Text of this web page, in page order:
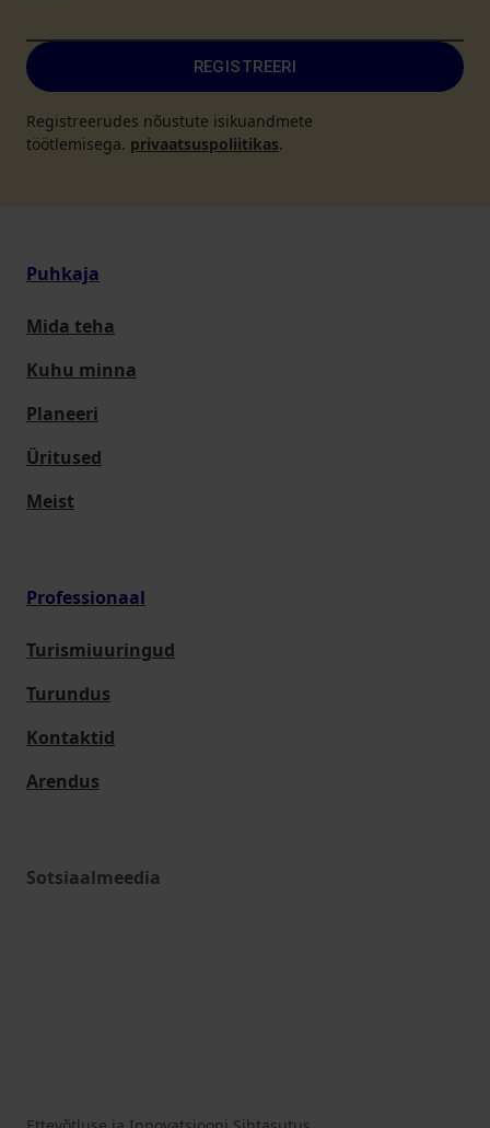
REGISTREERI
Registreerudes nõustute isikuandmete
töötlemisega. privaatsuspoliitikas.
Puhkaja
Mida teha
Kuhu minna
Planeeri
Üritused
Meist
Professionaal
Turismiuuringud
Turundus
Kontaktid
Arendus
Sotsiaalmeedia